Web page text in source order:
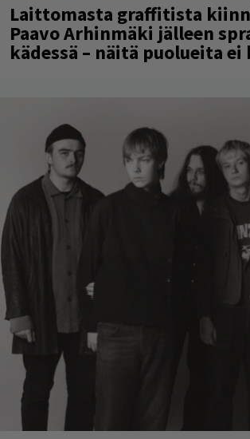
Laittomasta graffitista
Paavo Arhinmäki jälleen
kädessä – näitä puolueita